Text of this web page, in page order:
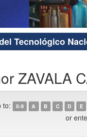
Tecnológico
ZAVALA
to: 0-9 A B C D E
or